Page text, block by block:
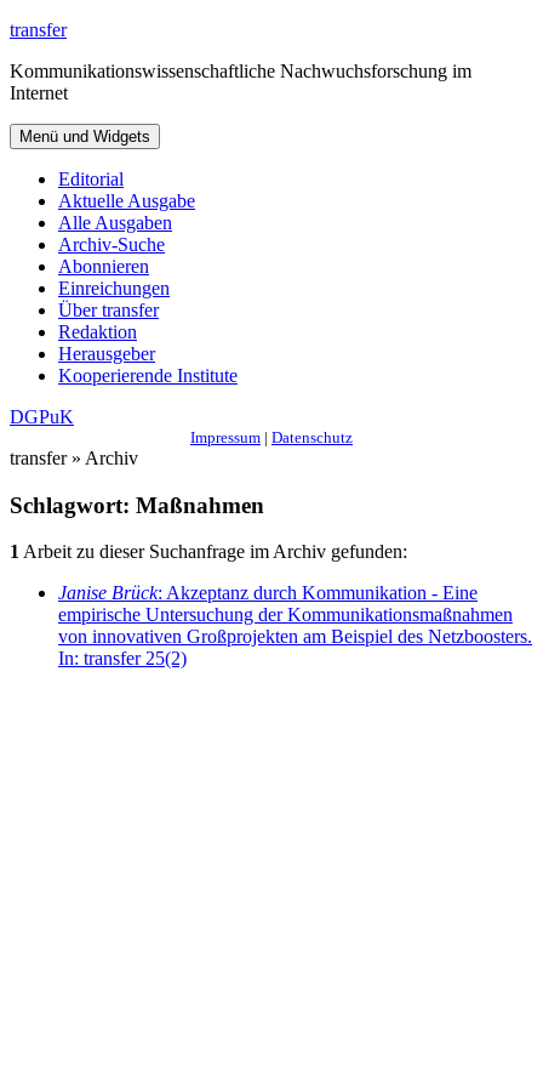
Zum
springen
transfer
Kommunikationswissenschaftliche Nachwuchsforschung im
Internet
Menü und Widgets
Editorial
Aktuelle Ausgabe
Alle Ausgaben
Archiv-Suche
Abonnieren
Einreichungen
Über transfer
Redaktion
Herausgeber
Kooperierende Institute
DGPuK
Impressum | Datenschutz
transfer » Archiv
Schlagwort: Maßnahmen
1Arbeit zu dieser Suchanfrage im Archiv gefunden:
Janise Brück: Akzeptanz durch Kommunikation - Eine
empirische Untersuchung der Kommunikationsmaßnahmen
von innovativen Großprojekten am Beispiel des Netzboosters.
In: transfer 25(2)